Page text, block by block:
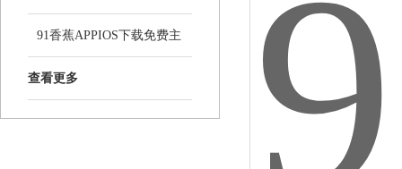
件
91香蕉APPIOS下载免费主
机
查看更多